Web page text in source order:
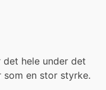
hele under det
som en stor styrke.